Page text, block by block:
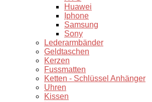
Huawei
Iphone
Samsung
Sony
Lederarmbänder
Geldtaschen
Kerzen
Fussmatten
Ketten - Schlüssel Anhänger
Uhren
Kissen